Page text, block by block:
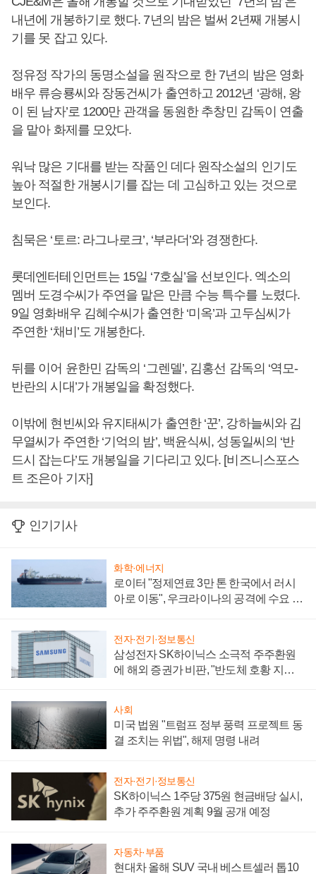
내년에 개봉하기로 했다. 7년의 밤은 벌써 2년째 개봉시
기를 못 잡고 있다.
정유정 작가의 동명소설을 원작으로 한 7년의 밤은 영화
배우 류승룡씨와 장동건씨가 출연하고 2012년 ‘광해, 왕
이 된 남자’로 1200만 관객을 동원한 추창민 감독이 연출
을 맡아 화제를 모았다.
워낙 많은 기대를 받는 작품인 데다 원작소설의 인기도
높아 적절한 개봉시기를 잡는 데 고심하고 있는 것으로
보인다.
침묵은 ‘토르: 라그나로크’, ‘부라더’와 경쟁한다.
롯데엔터테인먼트는 15일 ‘7호실’을 선보인다. 엑소의
멤버 도경수씨가 주연을 맡은 만큼 수능 특수를 노렸다.
9일 영화배우 김혜수씨가 출연한 ‘미옥’과 고두심씨가
주연한 ‘채비’도 개봉한다.
뒤를 이어 윤한민 감독의 ‘그렌델’, 김홍선 감독의 ‘역모-
반란의 시대’가 개봉일을 확정했다.
이밖에 현빈씨와 유지태씨가 출연한 ‘꾼’, 강하늘씨와 김
무열씨가 주연한 ‘기억의 밤’, 백윤식씨, 성동일씨의 ‘반
드시 잡는다’도 개봉일을 기다리고 있다. [비즈니스포스
트 조은아 기자]
인기기사
화학·에너지
로이터 "정제연료 3만 톤 한국에서 러시
아로 이동", 우크라이나의 공격에 수요 늘
전자·전기·정보통신
삼성전자 SK하이닉스 소극적 주주환원
에 해외 증권가 비판, "반도체 호황 지속
사회
미국 법원 "트럼프 정부 풍력 프로젝트 동
결 조치는 위법", 해제 명령 내려
전자·전기·정보통신
SK하이닉스 1주당 375원 현금배당 실시,
추가 주주환원 계획 9월 공개 예정
자동차·부품
현대차 올해 SUV 국내 베스트셀러 톱10